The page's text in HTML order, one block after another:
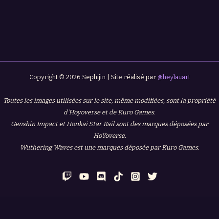
Copyright © 2026 Sephijin | Site réalisé par @heylauart
Toutes les images utilisées sur le site, même modifiées, sont la propriété
d'Hoyoverse et de Kuro Games.
Genshin Impact et Honkai Star Rail sont des marques déposées par
HoYoverse.
Wuthering Waves est une marques déposée par Kuro Games.